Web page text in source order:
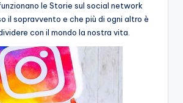
le Storie sul social network
il sopravvento e che più di ogni altro è
con il mondo la nostra vita.